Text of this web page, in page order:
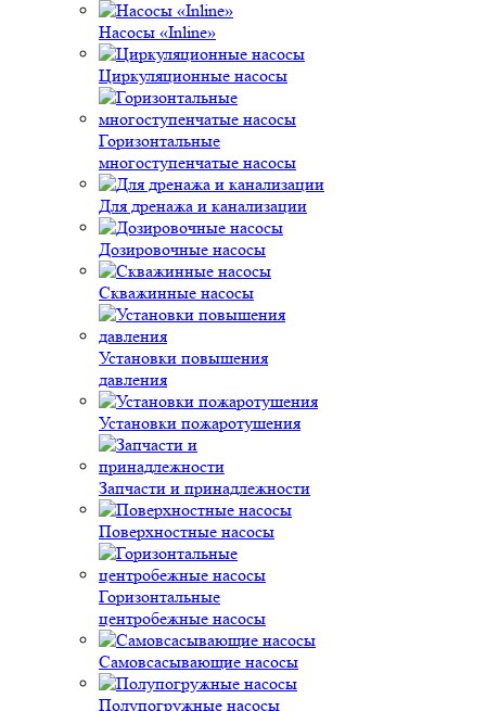
Насосы «Inline»
Циркуляционные насосы
Горизонтальные
многоступенчатые насосы
Для дренажа и канализации
Дозировочные насосы
Скважинные насосы
Установки повышения
давления
Установки пожаротушения
Запчасти и принадлежности
Поверхностные насосы
Горизонтальные
центробежные насосы
Самовсасывающие насосы
Полупогружные насосы